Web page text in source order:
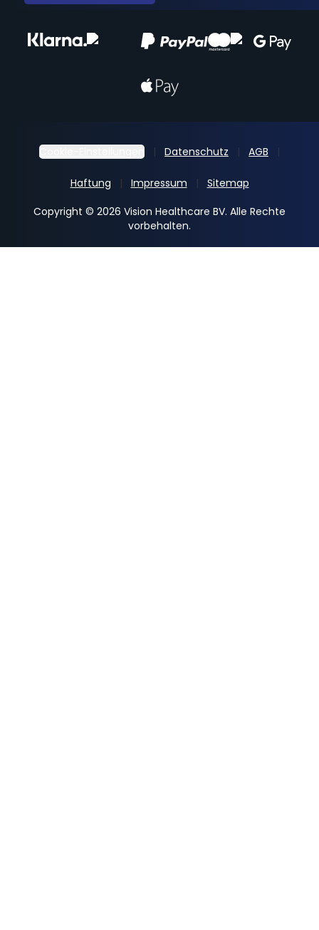
Cookie-Einstellungen Datenschutz AGB
Haftung Impressum
Sitemap
Copyright © 2026 Vision Healthcare BV. Alle Rechte
vorbehalten.